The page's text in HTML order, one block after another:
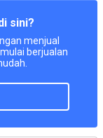
sini?
menjual
berjualan